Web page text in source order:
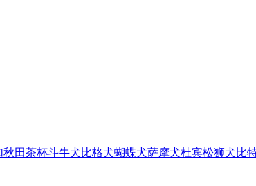
秋田茶杯斗牛犬比格犬蝴蝶犬萨摩犬杜宾松狮犬比